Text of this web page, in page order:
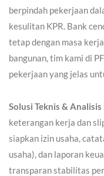
berpindah pekerjaan
kesulitan KPR. Bank
tetap dengan masa
bangunan, tim kami di
pekerjaan yang jelas
Solusi Teknis & Analisis
keterangan kerja dan
siapkan izin usaha,
usaha), dan laporan
transparan stabilitas